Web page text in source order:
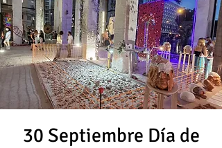
30 Septiembre Día de